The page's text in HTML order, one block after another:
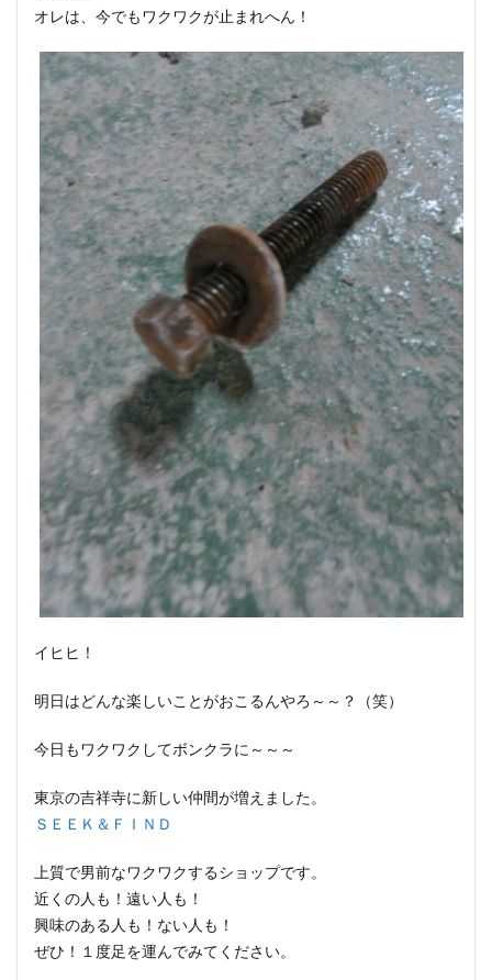
オレは、今でもワクワクが止まれへん！
イヒヒ！
明日はどんな楽しいことがおこるんやろ～～？（笑）
今日もワクワクしてボンクラに～～～
東京の吉祥寺に新しい仲間が増えました。
ＳＥＥＫ＆ＦＩＮＤ
上質で男前なワクワクするショップです。
近くの人も！遠い人も！
興味のある人も！ない人も！
ぜひ！１度足を運んでみてください。